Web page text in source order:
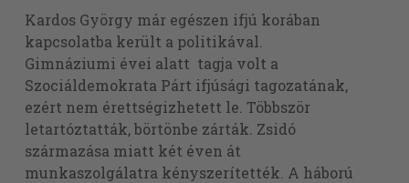
Kardos György már egészen ifjú korában
kapcsolatba került a politikával.
Gimnáziumi évei alatt tagja volt a
Szociáldemokrata Párt ifjúsági tagozatának,
ezért nem érettségizhetett le. Többször
letartóztatták, börtönbe zárták. Zsidó
származása miatt két éven át
munkaszolgálatra kényszerítették. A háború